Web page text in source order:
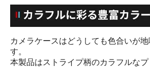
カメラケースはどうしても色合いが
す。
本製品はストライプ柄のカラフルな